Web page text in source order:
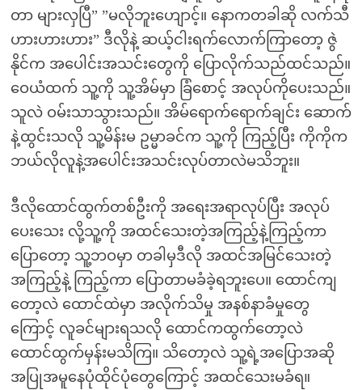
တာ များလှပြီ” ”မလိုဘူးဟျောင့်။ နောကတခါဆို လက်သီ
ဟားဟားဟား” ဒီလိုနဲ့ ဆယ့်ငါးရက်လောက်ကြာတော့ ဇွဲ
နိုင်က အပေါင်းအသင်းတွေကို ပြောလိုက်သည်ထင်သည်။
ဝေယံထက် သူ့ကို သူ့အိမ်မှာ ခြံစောင့် အလုပ်ကိုပေးသည်။
သူလဲ ဝမ်းသာသွားသည်။ အိမ်ရောက်ရောက်ချင်း ဆောက်
နဲ့ထွင်းသလို သူ့မိန်းမ ဥမ္မာခင်က သူ့ကို ကြည့်ပြီး ကိုကိုက
ဘယ်လိုလူနဲ့အပေါင်းအသင်းလုပ်တာလဲမသိဘူး။
ဒီလိုထောင်ထွက်တစ်ဦးကို အရေးအရာလုပ်ပြီး အလုပ်
ပေးသေး လို့သူ့ကို အထင်သေးတဲ့အကြည့်နဲ့ကြည့်ကာ
ပြောတော့ သူ့ဘဝမှာ တခါမှဒီလို အထင်အမြင်သေးတဲ့
အကြည့်နဲ့ ကြည့်ကာ ပြောတာမခံခဲ့ရဘူးပေ။ ထောင်ကျ
တော့လဲ ထောင်ထဲမှာ အလိုက်သိမှု အနစ်နာခံမှုတွေ
ကြောင့် လူခင်များရသလို ထောင်ကထွက်တော့လဲ
ထောင်ထွက်မှန်းမသိကြ။ သိတော့လဲ သူ့ရဲ့အပြောအဆို
အပြုအမူနေပုံထိုင်ပုံတွေကြောင့် အထင်သေးမခံရ။